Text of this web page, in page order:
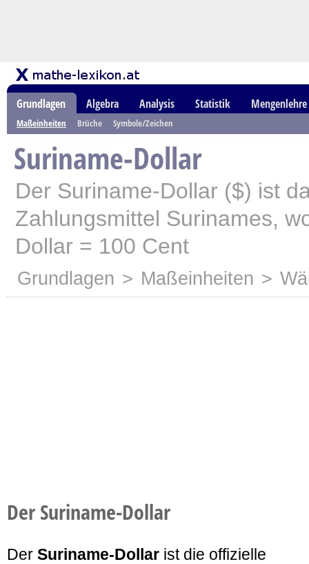
Grundlagen Algebra Analysis Statistik Mengenlehre
Maßeinheiten Brüche Symbole/Zeichen
Suriname-Dollar
Der Suriname-Dollar ($) ist
Zahlungsmittel Surinames,
Dollar = 100 Cent
Grundlagen > Maßeinheiten >
Der Suriname-Dollar
Der Suriname-Dollar ist die offizielle